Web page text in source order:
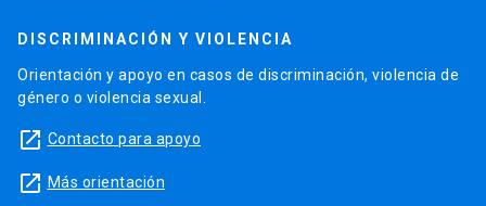
DISCRIMINACIÓN Y VIOLENCIA
Orientación y apoyo en casos de discriminación, violencia de
género o violencia sexual.
launch Contacto para apoyo
launch Más orientación